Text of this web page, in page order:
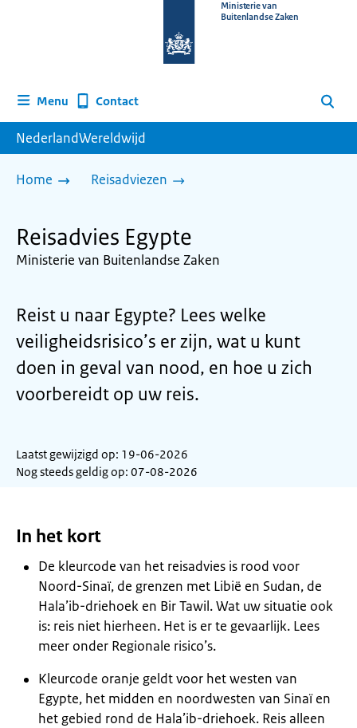
homepage
Ministerie van
Buitenlandse Zaken
Menu Contact Zoeken
NederlandWereldwijd
Home Reisadviezen
Reisadvies Egypte
Ministerie van Buitenlandse Zaken
Reist u naar Egypte? Lees welke
veiligheidsrisico’s er zijn, wat u kunt
doen in geval van nood, en hoe u zich
voorbereidt op uw reis.
Laatst gewijzigd op: 19-06-2026
Nog steeds geldig op: 07-08-2026
In het kort
De kleurcode van het reisadvies is rood voor
Noord-Sinaï, de grenzen met Libië en Sudan, de
Hala’ib-driehoek en Bir Tawil. Wat uw situatie ook
is: reis niet hierheen. Het is er te gevaarlijk. Lees
meer onder Regionale risico’s.
Kleurcode oranje geldt voor het westen van
Egypte, het midden en noordwesten van Sinaï en
het gebied rond de Hala’ib-driehoek. Reis alleen